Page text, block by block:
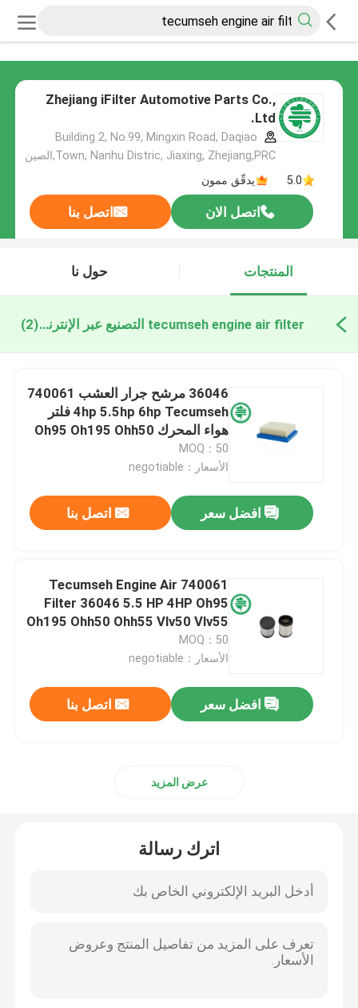
Zhejiang iFilter Automotive Parts Co.,
Ltd.
Building 2, No.99, Mingxin Road, Daqiao
Town, Nanhu Distric, Jiaxing, Zhejiang,PRC,الصين
5.0
يدقّق ممون
اتصل الان اتصل بنا
المنتجات حول نا
tecumseh engine air filter التصنيع عبر الإنترنت(2)
36046 مرشح جرار العشب 740061
4hp 5.5hp 6hp Tecumseh فلتر
هواء المحرك Oh95 Oh195 Ohh50
MOQ：50
الأسعار：negotiable
افضل سعر اتصل بنا
740061 Tecumseh Engine Air
Filter 36046 5.5 HP 4HP Oh95
Oh195 Ohh50 Ohh55 Vlv50 Vlv55
MOQ：50
الأسعار：negotiable
افضل سعر اتصل بنا
عرض المزيد
اترك رسالة